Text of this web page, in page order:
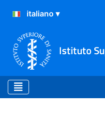
Istituto